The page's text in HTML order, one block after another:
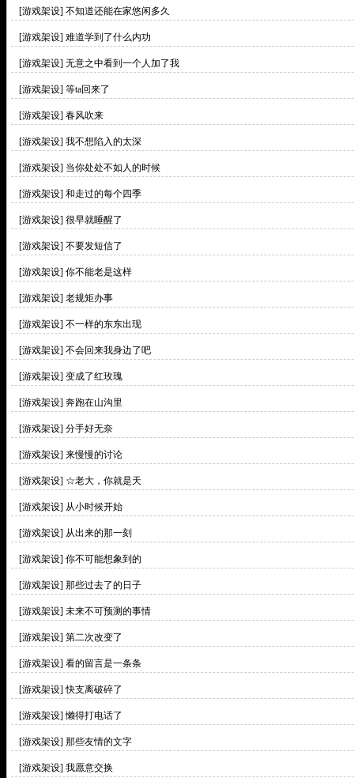
[游戏架设] 不知道还能在家悠闲多久
[游戏架设] 难道学到了什么内功
[游戏架设] 无意之中看到一个人加了我
[游戏架设] 等ta回来了
[游戏架设] 春风吹来
[游戏架设] 我不想陷入的太深
[游戏架设] 当你处处不如人的时候
[游戏架设] 和走过的每个四季
[游戏架设] 很早就睡醒了
[游戏架设] 不要发短信了
[游戏架设] 你不能老是这样
[游戏架设] 老规矩办事
[游戏架设] 不一样的东东出现
[游戏架设] 不会回来我身边了吧
[游戏架设] 变成了红玫瑰
[游戏架设] 奔跑在山沟里
[游戏架设] 分手好无奈
[游戏架设] 来慢慢的讨论
[游戏架设] ☆老大，你就是天
[游戏架设] 从小时候开始
[游戏架设] 从出来的那一刻
[游戏架设] 你不可能想象到的
[游戏架设] 那些过去了的日子
[游戏架设] 未来不可预测的事情
[游戏架设] 第二次改变了
[游戏架设] 看的留言是一条条
[游戏架设]快支离破碎了
[游戏架设]懒得打电话了
[游戏架设] 那些友情的文字
[游戏架设] 我愿意交换